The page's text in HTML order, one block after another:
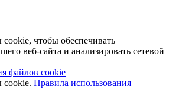
чтобы обеспечивать
веб-сайта и анализировать сетевой
файлов cookie
Правила использования